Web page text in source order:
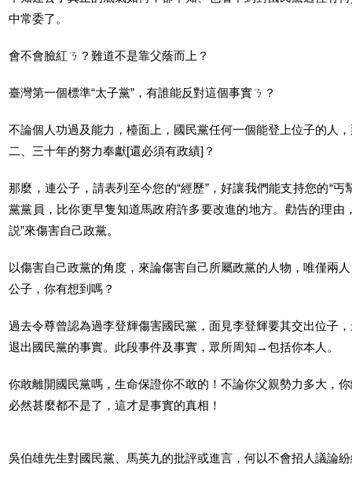
中常委了。
會不會臉紅ㄋ？難道不是靠父蔭而上？
臺灣第一個標準“太子黨”，有誰能反對這個事實ㄋ？
不論個人功過及能力，檯面上，國民黨任何一個能登上位子的人
二、三十年的努力奉獻[還必須有政績]？
那麼，連公子，請表列至今您的“經歷”，好讓我們能支持您的“丐
黨黨員，比你更早隻知道馬政府許多要改進的地方。勸告的理由
説”來傷害自己政黨。
以傷害自己政黨的角度，來論傷害自己所屬政黨的人物，唯僅兩
公子，你有想到嗎？
過去令尊曾認為過李登輝傷害國民黨，面見李登輝要其交出位子
退出國民黨的事實。此段事件及事實，眾所周知→包括你本人。
你敢離開國民黨嗎，生命保證你不敢的！不論你父親勢力多大，
必然甚麼都不是了，這才是事實的真相！
吳伯雄先生對國民黨、馬英九的批評或進言，何以不會招人議論